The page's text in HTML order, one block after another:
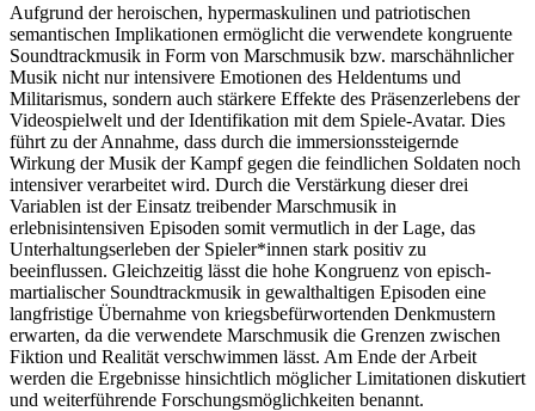
Aufgrund der heroischen, hypermaskulinen und patriotischen
semantischen Implikationen ermöglicht die verwendete kongruente
Soundtrackmusik in Form von Marschmusik bzw. marschähnlicher
Musik nicht nur intensivere Emotionen des Heldentums und
Militarismus, sondern auch stärkere Effekte des Präsenzerlebens der
Videospielwelt und der Identifikation mit dem Spiele-Avatar. Dies
führt zu der Annahme, dass durch die immersionssteigernde
Wirkung der Musik der Kampf gegen die feindlichen Soldaten noch
intensiver verarbeitet wird. Durch die Verstärkung dieser drei
Variablen ist der Einsatz treibender Marschmusik in
erlebnisintensiven Episoden somit vermutlich in der Lage, das
Unterhaltungserleben der Spieler*innen stark positiv zu
beeinflussen. Gleichzeitig lässt die hohe Kongruenz von episch-
martialischer Soundtrackmusik in gewalthaltigen Episoden eine
langfristige Übernahme von kriegsbefürwortenden Denkmustern
erwarten, da die verwendete Marschmusik die Grenzen zwischen
Fiktion und Realität verschwimmen lässt. Am Ende der Arbeit
werden die Ergebnisse hinsichtlich möglicher Limitationen diskutiert
und weiterführende Forschungsmöglichkeiten benannt.